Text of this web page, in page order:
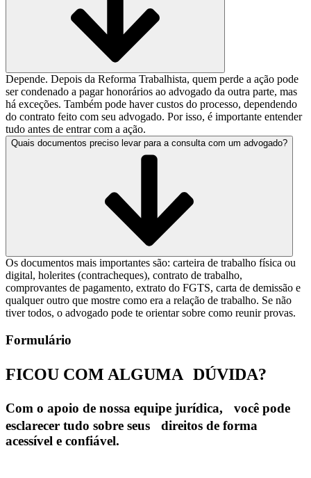
Depende. Depois da Reforma Trabalhista, quem perde a ação pode
ser condenado a pagar honorários ao advogado da outra parte, mas
há exceções. Também pode haver custos do processo, dependendo
do contrato feito com seu advogado. Por isso, é importante entender
tudo antes de entrar com a ação.
Quais documentos preciso levar para a consulta com um advogado?
Os documentos mais importantes são: carteira de trabalho física ou
digital, holerites (contracheques), contrato de trabalho,
comprovantes de pagamento, extrato do FGTS, carta de demissão e
qualquer outro que mostre como era a relação de trabalho. Se não
tiver todos, o advogado pode te orientar sobre como reunir provas.
Formulário
FICOU COM ALGUMA DÚVIDA?
Com o apoio de nossa equipe jurídica, você pode
esclarecer tudo sobre seus direitos de forma
acessível e confiável.